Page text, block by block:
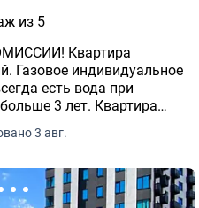
из 5
Квартира
Газовое индивидуальное
есть вода при
лет. Квартира
и техникой,
вложений.
3 авг.